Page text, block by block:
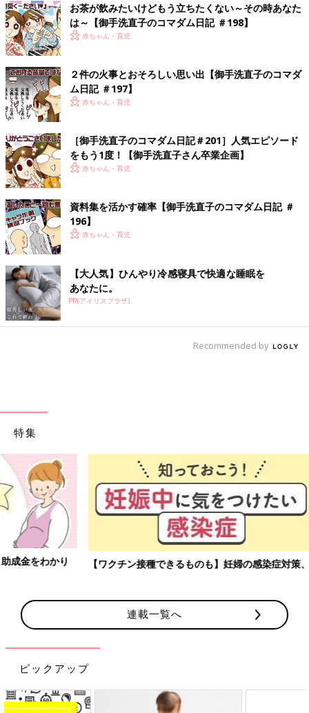
お茶が飲みたいけどもう立ちたくない～その時あなた
は～【御手洗直子のコマダム日記 ＃198】
赤ちゃん・育児
２件の火事とおそろしい思い出【御手洗直子のコマダ
ム日記 ＃197】
赤ちゃん・育児
［御手洗直子のコマダム日記＃201］人気エピソード
をもう1度！【御手洗直子さん卒業企画】
赤ちゃん・育児
資料集を活かす確率【御手洗直子のコマダム日記 ＃
196】
赤ちゃん・育児
【大人気】ひんやり冷感寝具で快適な睡眠を
あなたに。
PR(アイリスプラザ)
Recommended by
特集
【ワクチン接種できるものも】妊婦の感染症対策、知っておいて！
連載一覧へ
ピックアップ